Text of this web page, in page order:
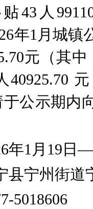
43 人
6年1月城镇
元（其中
40925.70
于公示期内
6年1月 19 日
县宁州街道
5018606